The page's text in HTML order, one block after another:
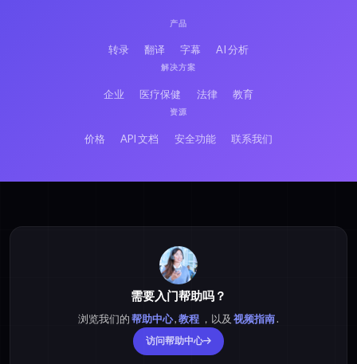
产品
转录 翻译 字幕 AI 分析
解决方案
企业 医疗保健 法律 教育
资源
价格 API 文档 安全功能 联系我们
需要入门帮助吗？
浏览我们的帮助中心,教程 ，以及 视频指南.
访问帮助中心